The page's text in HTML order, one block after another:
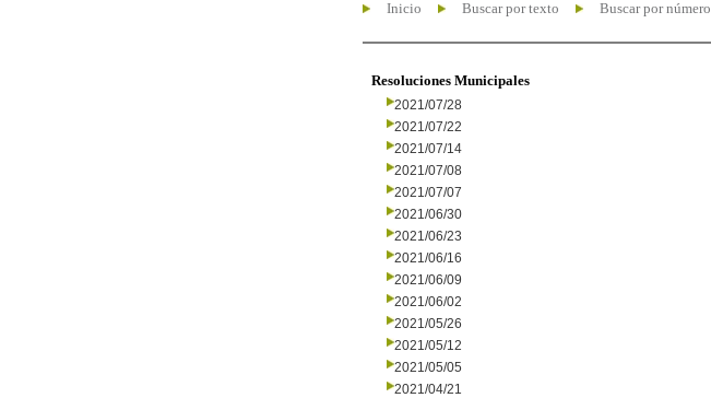
Inicio Buscar por texto Buscar por número
Resoluciones Municipales
2021/07/28
2021/07/22
2021/07/14
2021/07/08
2021/07/07
2021/06/30
2021/06/23
2021/06/16
2021/06/09
2021/06/02
2021/05/26
2021/05/12
2021/05/05
2021/04/21